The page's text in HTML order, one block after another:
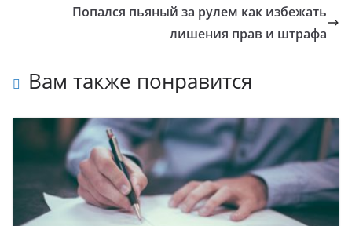
Попался пьяный за рулем как избежать
лишения прав и штрафа
Вам также понравится